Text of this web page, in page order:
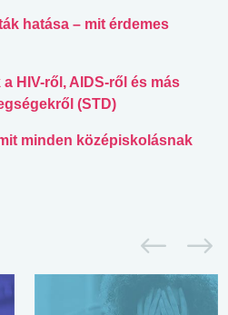
hatása – mit érdemes
HIV-ről, AIDS-ről és más
(STD)
minden középiskolásnak